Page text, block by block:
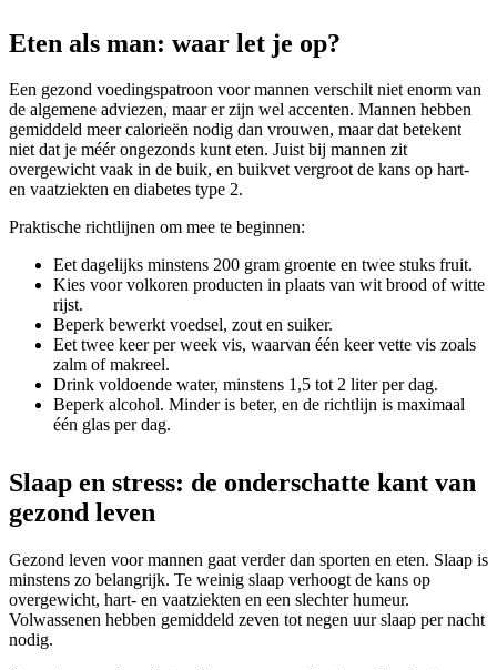
Eten als man: waar let je op?
Een gezond voedingspatroon voor mannen verschilt niet enorm van
de algemene adviezen, maar er zijn wel accenten. Mannen hebben
gemiddeld meer calorieën nodig dan vrouwen, maar dat betekent
niet dat je méér ongezonds kunt eten. Juist bij mannen zit
overgewicht vaak in de buik, en buikvet vergroot de kans op hart-
en vaatziekten en diabetes type 2.
Praktische richtlijnen om mee te beginnen:
Eet dagelijks minstens 200 gram groente en twee stuks fruit.
Kies voor volkoren producten in plaats van wit brood of witte
rijst.
Beperk bewerkt voedsel, zout en suiker.
Eet twee keer per week vis, waarvan één keer vette vis zoals
zalm of makreel.
Drink voldoende water, minstens 1,5 tot 2 liter per dag.
Beperk alcohol. Minder is beter, en de richtlijn is maximaal
één glas per dag.
Slaap en stress: de onderschatte kant van
gezond leven
Gezond leven voor mannen gaat verder dan sporten en eten. Slaap is
minstens zo belangrijk. Te weinig slaap verhoogt de kans op
overgewicht, hart- en vaatziekten en een slechter humeur.
Volwassenen hebben gemiddeld zeven tot negen uur slaap per nacht
nodig.